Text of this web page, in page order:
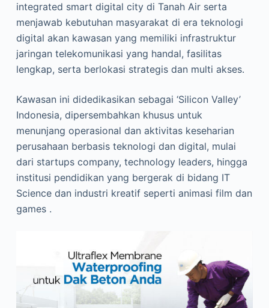
integrated smart digital city di Tanah Air serta
menjawab kebutuhan masyarakat di era teknologi
digital akan kawasan yang memiliki infrastruktur
jaringan telekomunikasi yang handal, fasilitas
lengkap, serta berlokasi strategis dan multi akses.
Kawasan ini didedikasikan sebagai ‘Silicon Valley’
Indonesia, dipersembahkan khusus untuk
menunjang operasional dan aktivitas keseharian
perusahaan berbasis teknologi dan digital, mulai
dari startups company, technology leaders, hingga
institusi pendidikan yang bergerak di bidang IT
Science dan industri kreatif seperti animasi film dan
games .